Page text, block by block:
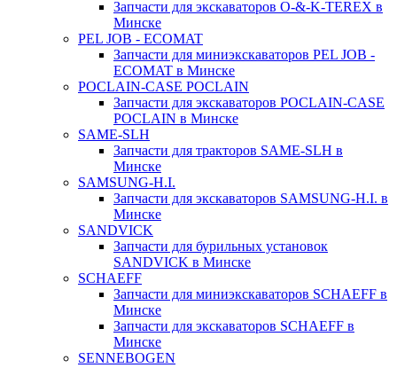
Запчасти для экскаваторов O-&-K-TEREX в
Минске
PEL JOB - ECOMAT
Запчасти для миниэкскаваторов PEL JOB -
ECOMAT в Минске
POCLAIN-CASE POCLAIN
Запчасти для экскаваторов POCLAIN-CASE
POCLAIN в Минске
SAME-SLH
Запчасти для тракторов SAME-SLH в
Минске
SAMSUNG-H.I.
Запчасти для экскаваторов SAMSUNG-H.I. в
Минске
SANDVICK
Запчасти для бурильных установок
SANDVICK в Минске
SCHAEFF
Запчасти для миниэкскаваторов SCHAEFF в
Минске
Запчасти для экскаваторов SCHAEFF в
Минске
SENNEBOGEN